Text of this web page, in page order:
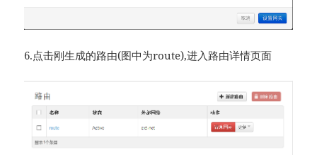
6.点击刚生成的路由(图中为route),进入路由详情页面